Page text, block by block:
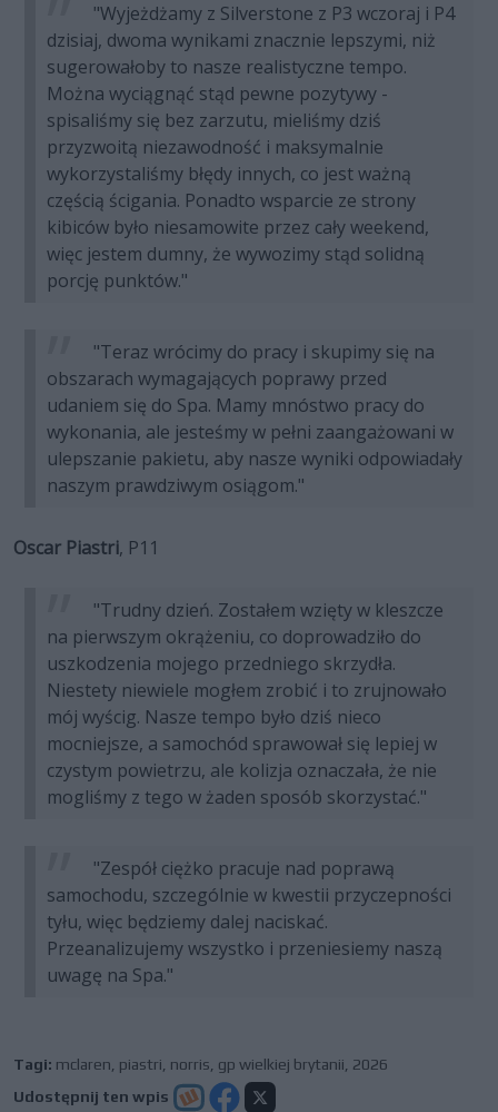
"Wyjeżdżamy z Silverstone z P3 wczoraj i P4
dzisiaj, dwoma wynikami znacznie lepszymi, niż
sugerowałoby to nasze realistyczne tempo.
Można wyciągnąć stąd pewne pozytywy -
spisaliśmy się bez zarzutu, mieliśmy dziś
przyzwoitą niezawodność i maksymalnie
wykorzystaliśmy błędy innych, co jest ważną
częścią ścigania. Ponadto wsparcie ze strony
kibiców było niesamowite przez cały weekend,
więc jestem dumny, że wywozimy stąd solidną
porcję punktów."
"Teraz wrócimy do pracy i skupimy się na
obszarach wymagających poprawy przed
udaniem się do Spa. Mamy mnóstwo pracy do
wykonania, ale jesteśmy w pełni zaangażowani w
ulepszanie pakietu, aby nasze wyniki odpowiadały
naszym prawdziwym osiągom."
Oscar Piastri, P11
"Trudny dzień. Zostałem wzięty w kleszcze
na pierwszym okrążeniu, co doprowadziło do
uszkodzenia mojego przedniego skrzydła.
Niestety niewiele mogłem zrobić i to zrujnowało
mój wyścig. Nasze tempo było dziś nieco
mocniejsze, a samochód sprawował się lepiej w
czystym powietrzu, ale kolizja oznaczała, że nie
mogliśmy z tego w żaden sposób skorzystać."
"Zespół ciężko pracuje nad poprawą
samochodu, szczególnie w kwestii przyczepności
tyłu, więc będziemy dalej naciskać.
Przeanalizujemy wszystko i przeniesiemy naszą
uwagę na Spa."
Tagi: mclaren piastri norris gp wielkiej brytanii 2026
Udostępnij ten wpis